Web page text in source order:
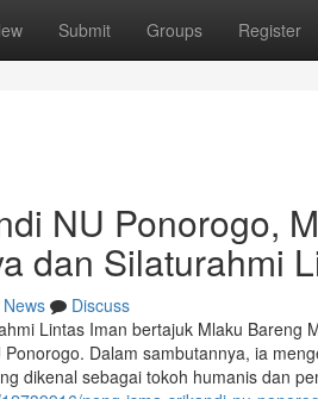
Submit Groups Register
NU Ponorogo,
dan Silaturahmi
News
Discuss
Lintas Iman bertajuk Mlaku Bareng
Dalam sambutannya, ia
dikenal sebagai tokoh humanis dan